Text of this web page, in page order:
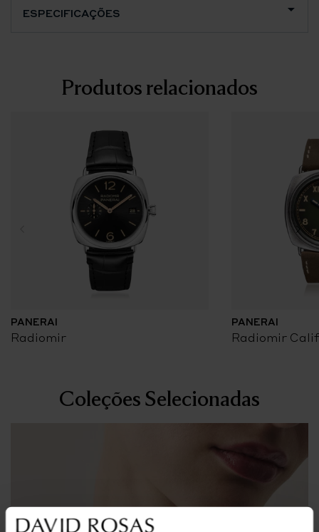
ESPECIFICAÇÕES
Produtos relacionados
PANERAI
Radiomir
PANERAI
Radiomir
Coleções Selecionadas